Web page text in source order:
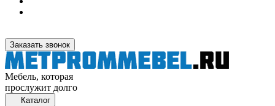
Заказать звонок
Мебель, которая
прослужит долго
Каталог